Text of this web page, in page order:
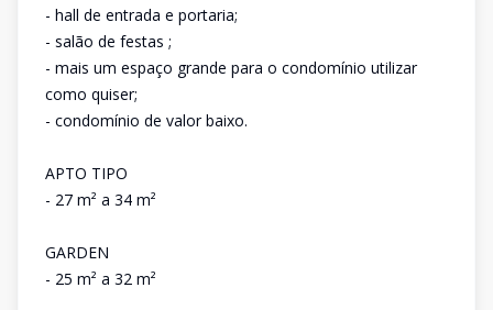
- hall de entrada e portaria;
- salão de festas ;
- mais um espaço grande para o condomínio utilizar
como quiser;
- condomínio de valor baixo.
APTO TIPO
- 27 m² a 34 m²
GARDEN
- 25 m² a 32 m²